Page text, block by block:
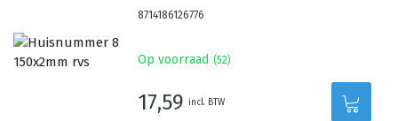
8714186126776
Op voorraad (52)
17,59 incl. BTW